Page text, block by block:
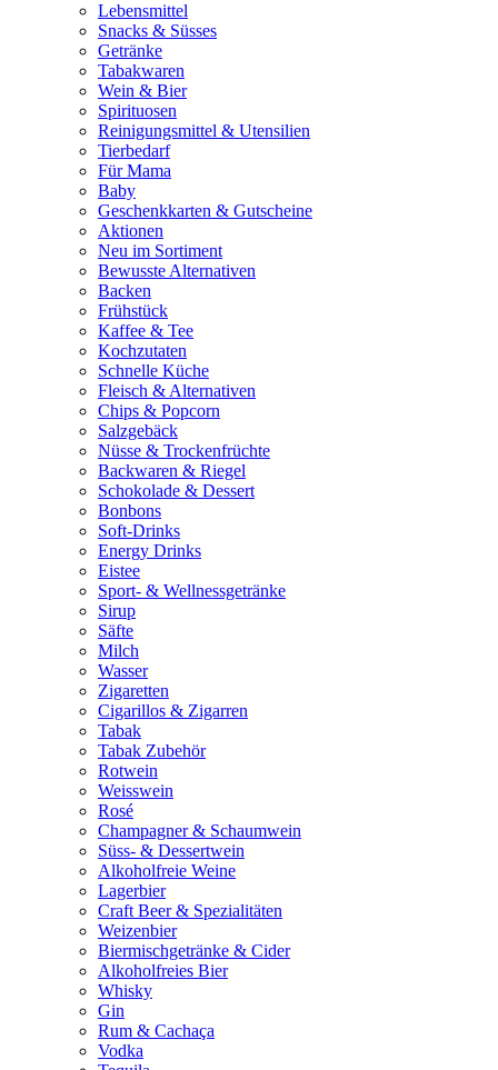
Lebensmittel
Snacks & Süsses
Getränke
Tabakwaren
Wein & Bier
Spirituosen
Reinigungsmittel & Utensilien
Tierbedarf
Für Mama
Baby
Geschenkkarten & Gutscheine
Aktionen
Neu im Sortiment
Bewusste Alternativen
Backen
Frühstück
Kaffee & Tee
Kochzutaten
Schnelle Küche
Fleisch & Alternativen
Chips & Popcorn
Salzgebäck
Nüsse & Trockenfrüchte
Backwaren & Riegel
Schokolade & Dessert
Bonbons
Soft-Drinks
Energy Drinks
Eistee
Sport- & Wellnessgetränke
Sirup
Säfte
Milch
Wasser
Zigaretten
Cigarillos & Zigarren
Tabak
Tabak Zubehör
Rotwein
Weisswein
Rosé
Champagner & Schaumwein
Süss- & Dessertwein
Alkoholfreie Weine
Lagerbier
Craft Beer & Spezialitäten
Weizenbier
Biermischgetränke & Cider
Alkoholfreies Bier
Whisky
Gin
Rum & Cachaça
Vodka